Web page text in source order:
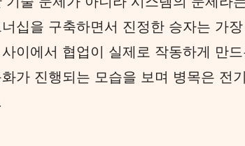
십을 구축하면서 진정한 승자는 가
이에서 협업이 실제로 작동하게 만
가 진행되는 모습을 보며 병목은 전